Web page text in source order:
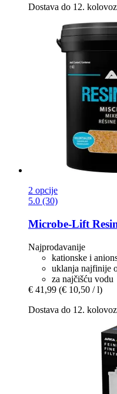
Dostava do 12.
2 opcije
5.0 (30)
Microbe-Lift
Najprodavanije
kationske i
uklanja najfinije
za najčišću vodu
€ 41,99 (€ 10,50 / l)
Dostava do 12.